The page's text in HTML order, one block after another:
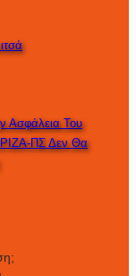
Ασφάλεια Του
ΠΣ Δεν Θα